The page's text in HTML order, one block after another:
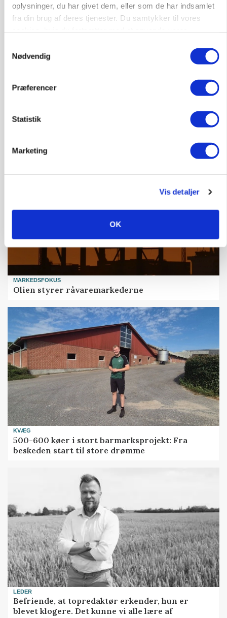
oplysninger, du har givet dem, eller som de har indsamlet
fra din brug af deres tjenester. Du samtykker til vores
Nødvendig
Præferencer
Statistik
Marketing
Vis detaljer
OK
Avl/opformering
9670, Løgstør 03. aug.
Kalve
6270, Tønder 31. jul.
MARKEDSFOKUS
Olien styrer råvaremarkederne
KVÆG
500-600 køer i stort barmarksprojekt: Fra
beskeden start til store drømme
LEDER
Befriende, at topredaktør erkender, hun er
blevet klogere. Det kunne vi alle lære af